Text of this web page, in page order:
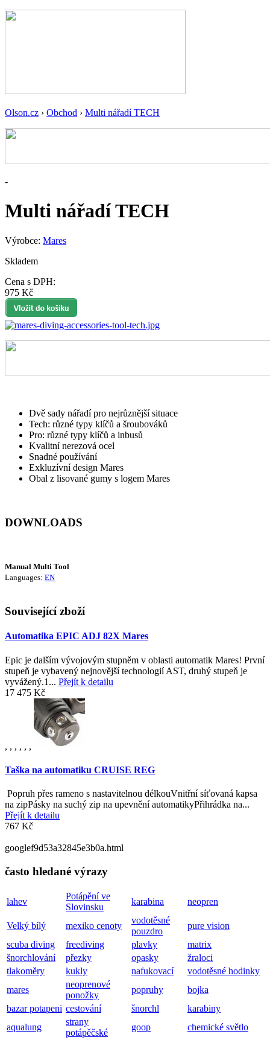
Olson.cz › Obchod › Multi nářadí TECH
-
Multi nářadí TECH
Výrobce: Mares
Skladem
Cena s DPH:
975 Kč
Dvě sady nářadí pro nejrůznější situace
Tech: různé typy klíčů a šroubováků
Pro: různé typy klíčů a inbusů
Kvalitní nerezová ocel
Snadné používání
Exkluzívní design Mares
Obal z lisované gumy s logem Mares
DOWNLOADS
Manual Multi Tool
Languages: EN
Související zboží
Automatika EPIC ADJ 82X Mares
Epic je dalším vývojovým stupněm v oblasti automatik Mares! První
stupeň je vybavený nejnovější technologií AST, druhý stupeň je
vyvážený.1... Přejít k detailu
17 475 Kč
, , , , , ,
Taška na automatiku CRUISE REG
Popruh přes rameno s nastavitelnou délkouVnitřní síťovaná kapsa
na zipPásky na suchý zip na upevnění automatikyPřihrádka na...
Přejít k detailu
767 Kč
googlef9d53a32845e3b0a.html
často hledané výrazy
lahev
Potápění ve
Slovinsku
karabina neopren
Velký bílý mexiko cenoty
vodotěsné
pouzdro
pure vision
scuba diving
freediving plavky
matrix
šnorchlování
přezky opasky
žraloci
tlakoměry
kukly nafukovací
vodotěsné hodinky
mares
neoprenové
ponožky
popruhy
bojka
bazar potapeni cestování šnorchl
karabiny
aqualung
strany
potápěčské
goop
chemické světlo